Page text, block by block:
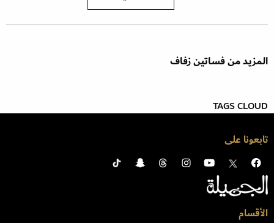
المزيد من فساتين زفاف
TAGS CLOUD
تابعونا على
الأقسام